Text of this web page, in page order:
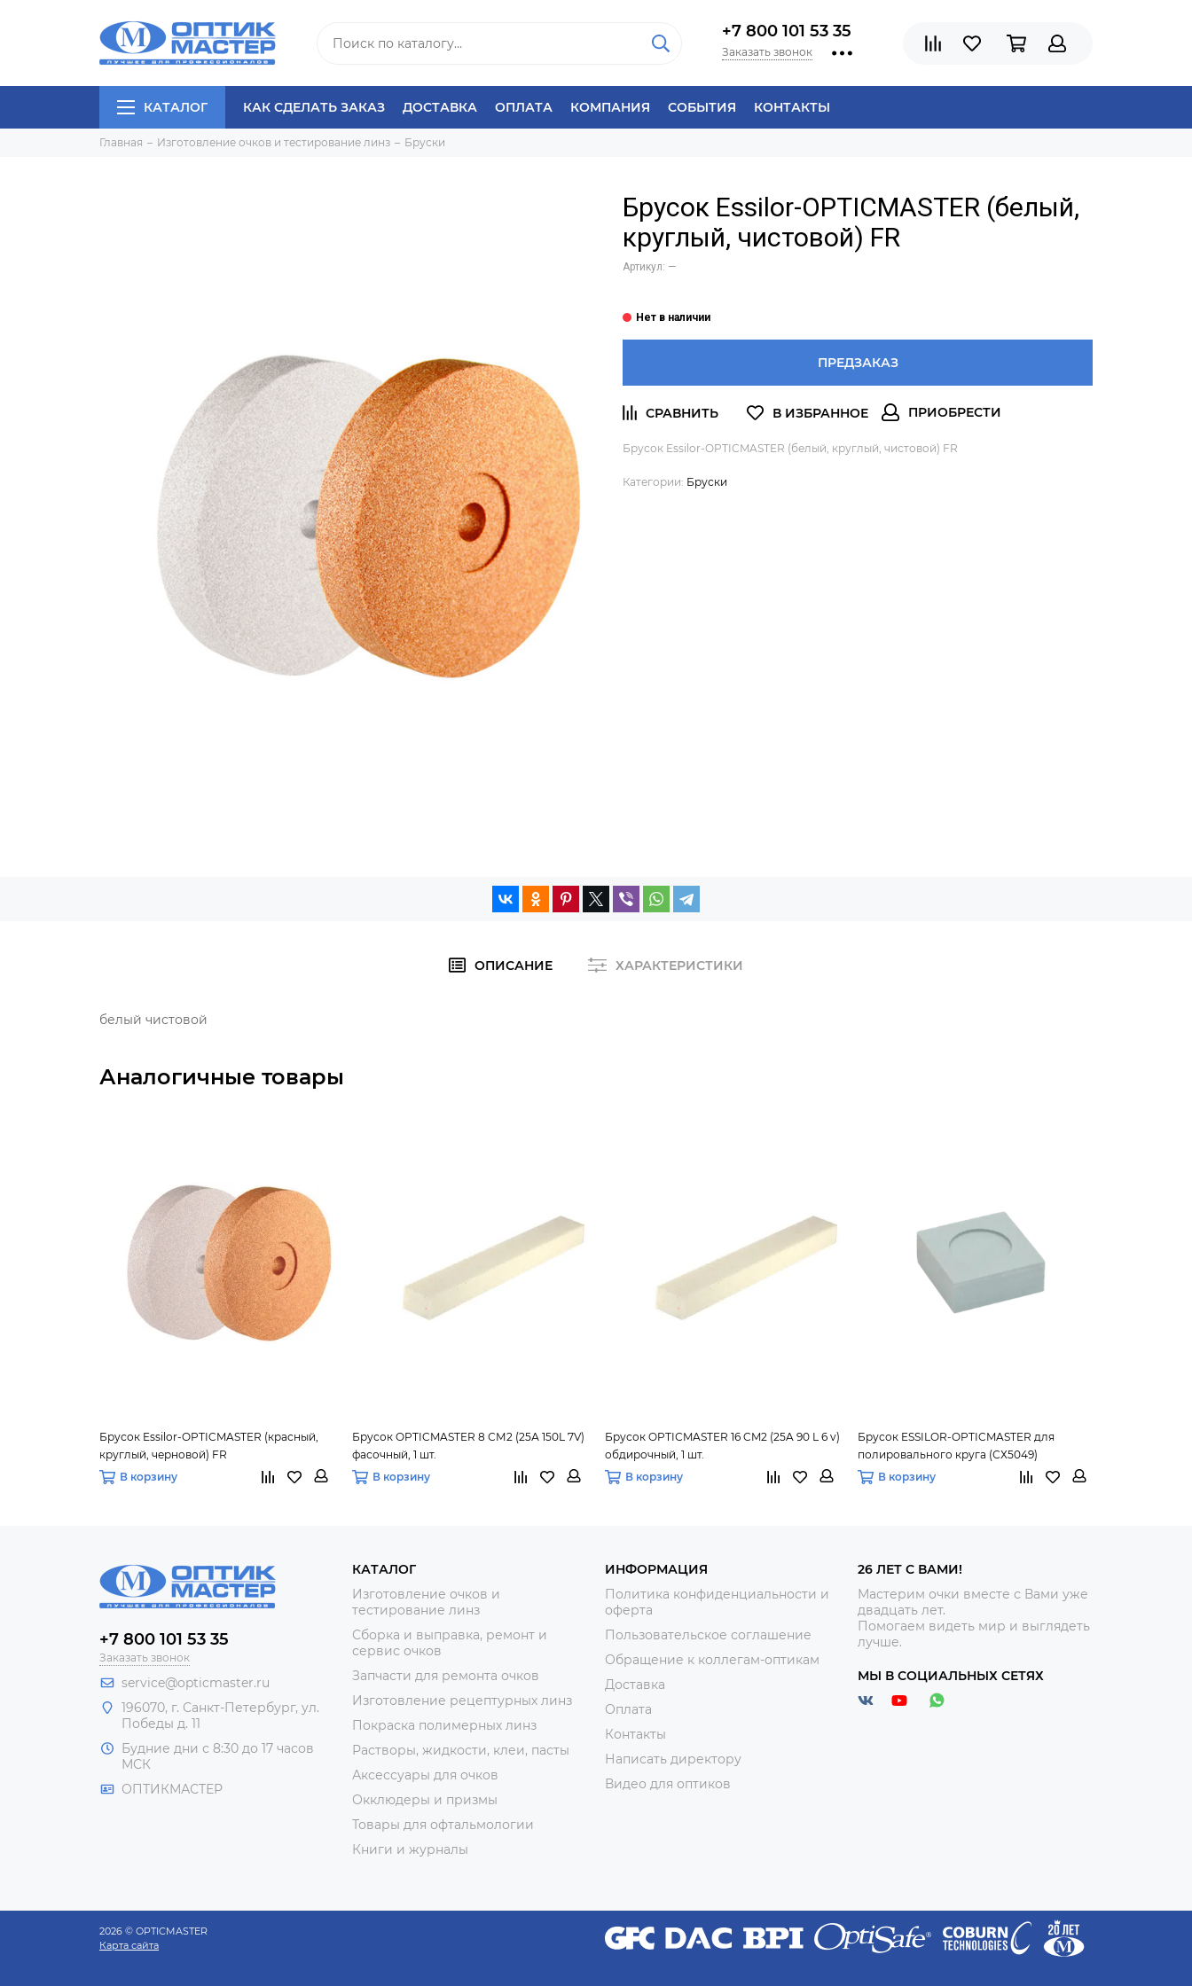
+7 800 101 53 35
Заказать звонок
КАТАЛОГ КАК СДЕЛАТЬ ЗАКАЗ ДОСТАВКА ОПЛАТА КОМПАНИЯ СОБЫТИЯ КОНТАКТЫ
Главная Изготовление очков и тестирование линз Бруски
Брусок Essilor-OPTICMASTER (белый,
круглый, чистовой) FR
Артикул: —
ПРЕДЗАКАЗ
Брусок Essilor-OPTICMASTER (белый, круглый, чистовой) FR
Категории: Бруски
ОПИСАНИЕ ХАРАКТЕРИСТИКИ
белый чистовой
Аналогичные товары
Брусок Essilor-OPTICMASTER (красный,
круглый, черновой) FR
В корзину
Брусок OPTICMASTER 8 СМ2 (25А 150L 7V)
фасочный, 1 шт.
В корзину
Брусок OPTIСMASTER 16 CM2 (25A 90 L 6 v)
обдирочный, 1 шт.
В корзину
Брусок ESSILOR-OPTICMASTER для
полировального круга (СХ5049)
В корзину
+7 800 101 53 35
Заказать звонок
service@opticmaster.ru
196070, г. Санкт-Петербург, ул.
Победы д. 11
Будние дни с 8:30 до 17 часов
МСК
ОПТИКМАСТЕР
КАТАЛОГ
Изготовление очков и
тестирование линз
Сборка и выправка, ремонт и
сервис очков
Запчасти для ремонта очков
Изготовление рецептурных линз
Покраска полимерных линз
Растворы, жидкости, клеи, пасты
Аксессуары для очков
Окклюдеры и призмы
Товары для офтальмологии
Книги и журналы
ИНФОРМАЦИЯ
Политика конфиденциальности и
оферта
Пользовательское соглашение
Обращение к коллегам-оптикам
Доставка
Оплата
Контакты
Написать директору
Видео для оптиков
26 ЛЕТ С ВАМИ!
Мастерим очки вместе с Вами уже
двадцать лет.
Помогаем видеть мир и выглядеть
лучше.
МЫ В СОЦИАЛЬНЫХ СЕТЯХ
2026 © OPTICMASTER
Карта сайта